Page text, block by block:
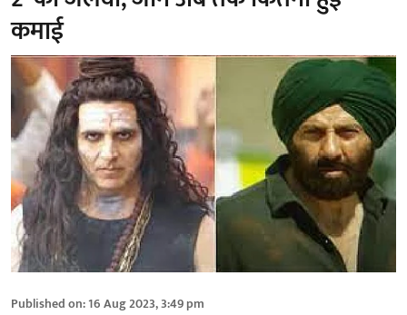
कमाई
Published on:16 Aug 2023, 3:49 pm